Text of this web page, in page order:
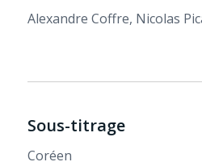
Alexandre Coffre, Nicolas
Sous-titrage
Coréen